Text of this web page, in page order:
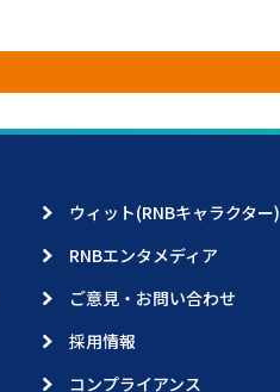
ウィット(RNBキャラクター)
RNBエンタメディア
ご意見・お問い合わせ
採用情報
コンプライアンス